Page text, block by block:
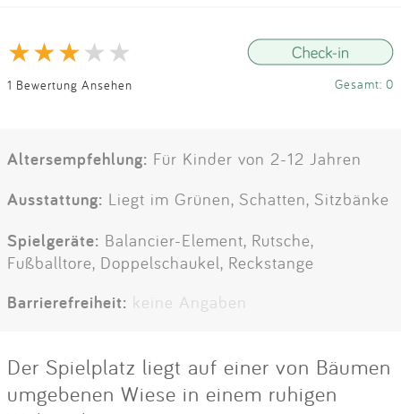
1 Bewertung Ansehen Gesamt: 0
Altersempfehlung: Für Kinder von 2-12 Jahren
Ausstattung: Liegt im Grünen, Schatten, Sitzbänke
Spielgeräte: Balancier-Element, Rutsche,
Fußballtore, Doppelschaukel, Reckstange
Barrierefreiheit: keine Angaben
Der Spielplatz liegt auf einer von Bäumen
umgebenen Wiese in einem ruhigen